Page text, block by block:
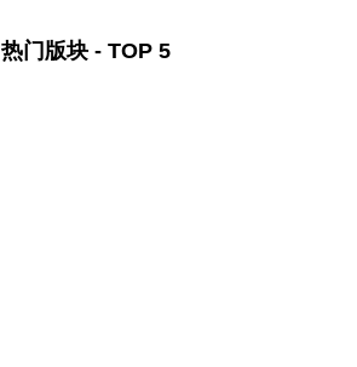
热门版块 - TOP 5